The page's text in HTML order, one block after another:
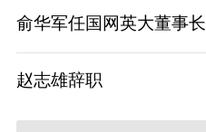
俞华军任国网英大董事长
赵志雄辞职